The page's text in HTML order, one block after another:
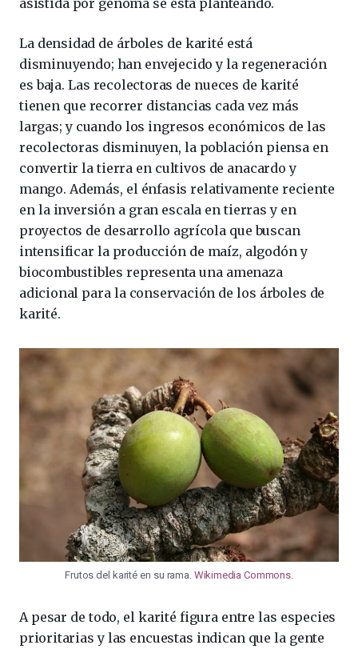
asistida por genoma se está planteando.
La densidad de árboles de karité está
disminuyendo; han envejecido y la regeneración
es baja. Las recolectoras de nueces de karité
tienen que recorrer distancias cada vez más
largas; y cuando los ingresos económicos de las
recolectoras disminuyen, la población piensa en
convertir la tierra en cultivos de anacardo y
mango. Además, el énfasis relativamente reciente
en la inversión a gran escala en tierras y en
proyectos de desarrollo agrícola que buscan
intensificar la producción de maíz, algodón y
biocombustibles representa una amenaza
adicional para la conservación de los árboles de
karité.
Frutos del karité en su rama. Wikimedia Commons.
A pesar de todo, el karité figura entre las especies
prioritarias y las encuestas indican que la gente